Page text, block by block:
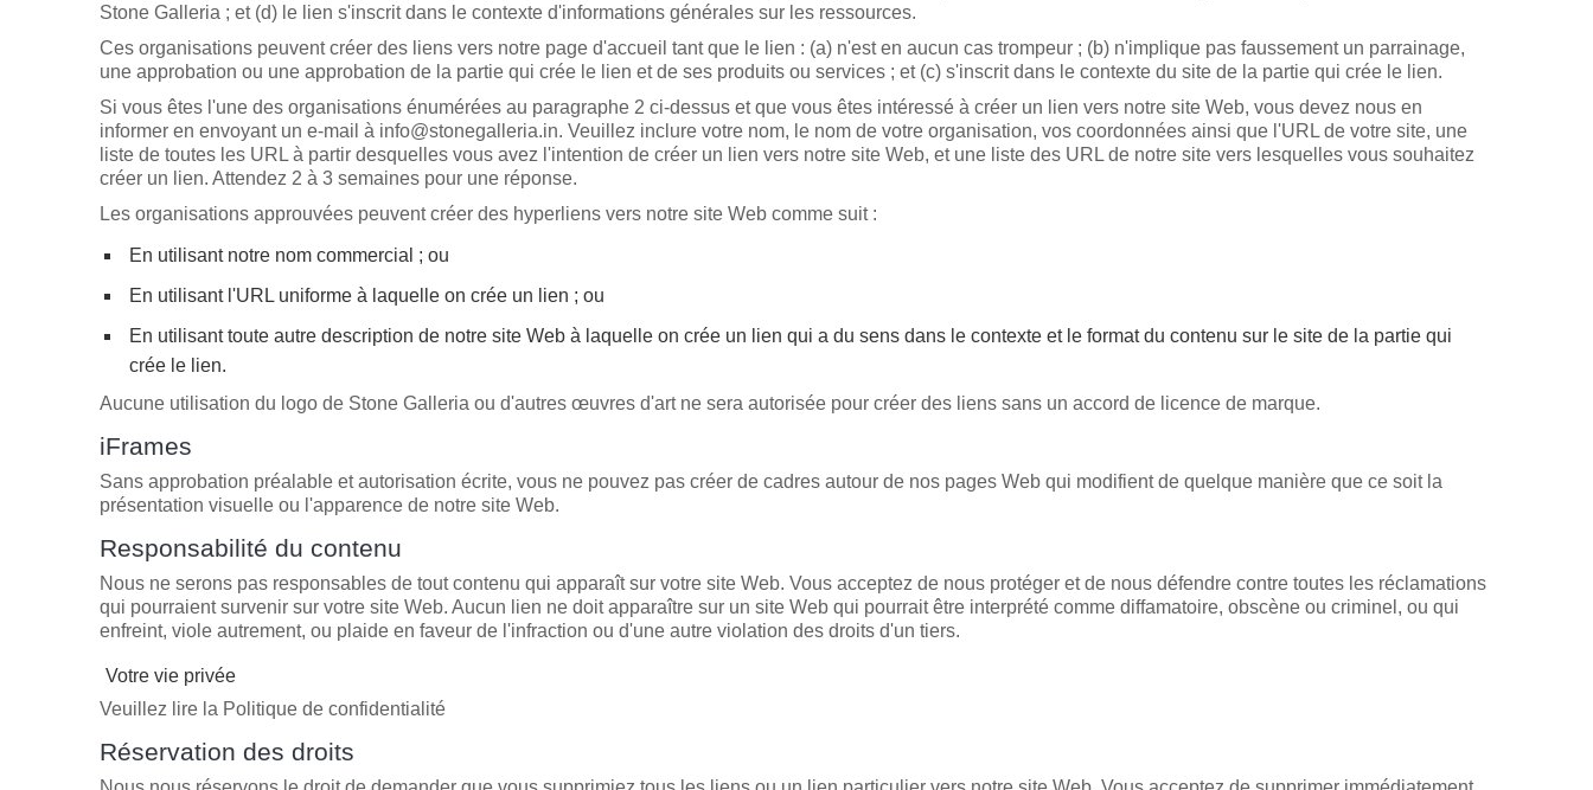
Stone Galleria ; et (d) le lien s'inscrit dans le contexte d'informations générales sur les ressources.
Ces organisations peuvent créer des liens vers notre page d'accueil tant que le lien : (a) n'est en aucun cas trompeur ; (b) n'implique pas faussement un parrainage,
une approbation ou une approbation de la partie qui crée le lien et de ses produits ou services ; et (c) s'inscrit dans le contexte du site de la partie qui crée le lien.
Si vous êtes l'une des organisations énumérées au paragraphe 2 ci-dessus et que vous êtes intéressé à créer un lien vers notre site Web, vous devez nous en
informer en envoyant un e-mail à info@stonegalleria.in. Veuillez inclure votre nom, le nom de votre organisation, vos coordonnées ainsi que l'URL de votre site, une
liste de toutes les URL à partir desquelles vous avez l'intention de créer un lien vers notre site Web, et une liste des URL de notre site vers lesquelles vous souhaitez
créer un lien. Attendez 2 à 3 semaines pour une réponse.
Les organisations approuvées peuvent créer des hyperliens vers notre site Web comme suit :
En utilisant notre nom commercial ; ou
En utilisant l'URL uniforme à laquelle on crée un lien ; ou
En utilisant toute autre description de notre site Web à laquelle on crée un lien qui a du sens dans le contexte et le format du contenu sur le site de la partie qui
crée le lien.
Aucune utilisation du logo de Stone Galleria ou d'autres œuvres d'art ne sera autorisée pour créer des liens sans un accord de licence de marque.
iFrames
Sans approbation préalable et autorisation écrite, vous ne pouvez pas créer de cadres autour de nos pages Web qui modifient de quelque manière que ce soit la
présentation visuelle ou l'apparence de notre site Web.
Responsabilité du contenu
Nous ne serons pas responsables de tout contenu qui apparaît sur votre site Web. Vous acceptez de nous protéger et de nous défendre contre toutes les réclamations
qui pourraient survenir sur votre site Web. Aucun lien ne doit apparaître sur un site Web qui pourrait être interprété comme diffamatoire, obscène ou criminel, ou qui
enfreint, viole autrement, ou plaide en faveur de l'infraction ou d'une autre violation des droits d'un tiers.
Votre vie privée
Veuillez lire la Politique de confidentialité
Réservation des droits